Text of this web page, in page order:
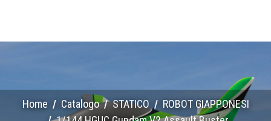
Home Catalogo STATICO
ROBOT GIAPPONESI